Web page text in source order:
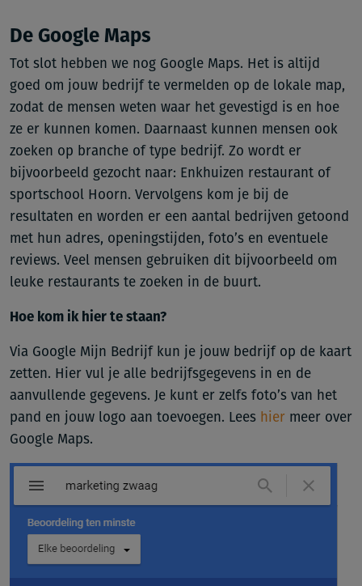
De Google Maps
Tot slot hebben we nog Google Maps. Het is altijd
goed om jouw bedrijf te vermelden op de lokale map,
zodat de mensen weten waar het gevestigd is en hoe
ze er kunnen komen. Daarnaast kunnen mensen ook
zoeken op branche of type bedrijf. Zo wordt er
bijvoorbeeld gezocht naar: Enkhuizen restaurant of
sportschool Hoorn. Vervolgens kom je bij de
resultaten en worden er een aantal bedrijven getoond
met hun adres, openingstijden, foto’s en eventuele
reviews. Veel mensen gebruiken dit bijvoorbeeld om
leuke restaurants te zoeken in de buurt.
Hoe kom ik hier te staan?
Via Google Mijn Bedrijf kun je jouw bedrijf op de kaart
zetten. Hier vul je alle bedrijfsgegevens in en de
aanvullende gegevens. Je kunt er zelfs foto’s van het
pand en jouw logo aan toevoegen. Lees hier meer over
Google Maps.